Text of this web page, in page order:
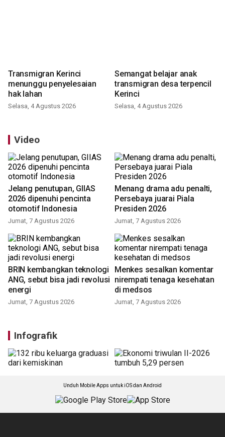
Transmigran Kerinci
menunggu penyelesaian
hak lahan
Selasa, 4 Agustus 2026
Semangat belajar anak
transmigran desa terpencil
Kerinci
Selasa, 4 Agustus 2026
Video
Jelang penutupan, GIIAS
2026 dipenuhi pencinta
otomotif Indonesia
Jumat, 7 Agustus 2026
Menang drama adu penalti,
Persebaya juarai Piala
Presiden 2026
Jumat, 7 Agustus 2026
BRIN kembangkan teknologi
ANG, sebut bisa jadi revolusi
energi
Jumat, 7 Agustus 2026
Menkes sesalkan komentar
nirempati tenaga kesehatan
di medsos
Jumat, 7 Agustus 2026
Infografik
Unduh Mobile Apps untuk iOS dan Android